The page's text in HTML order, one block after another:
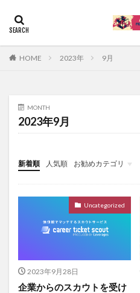
HOME 2023年 9月
MONTH
2023年9月
新着順 人気順 お勧めカテゴリ
Uncategorized
Uncategorized
2023年9月28日
企業からのスカウトを受け